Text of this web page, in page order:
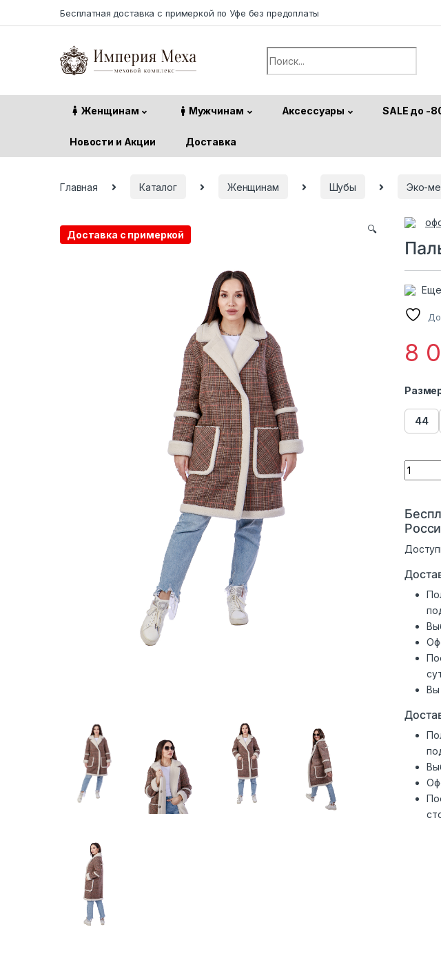
Бесплатная доставка с примеркой по Уфе без предоплаты
Search for:
Женщинам Мужчинам Аксессуары SALE до -
Новости и Акции Доставка
Главная Каталог Женщинам Шубы Эко-
Доставка с примеркой 🔍
8
44
Вы